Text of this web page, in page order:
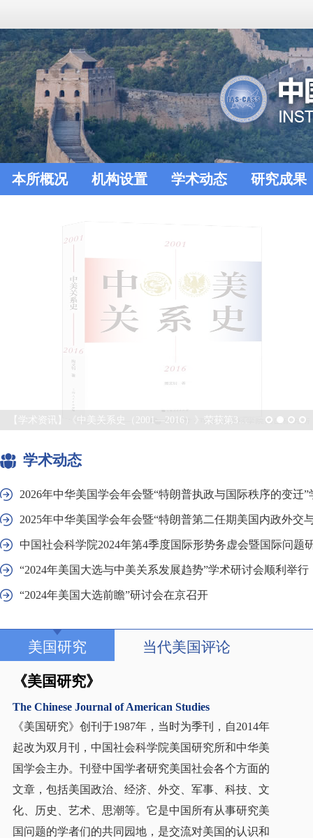
本所概况 机构设置 学术动态 研究成果
【学术资讯】《中美关系史（2001—2016）》荣获第37届华东地区优秀哲学社会科学图书奖一等奖
学术动态
2026年中华美国学会年会暨“特朗普执政与国际秩序的变迁
2025年中华美国学会年会暨“特朗普第二任期美国内政外交
中国社会科学院2024年第4季度国际形势务虚会暨国际问题
“2024年美国大选与中美关系发展趋势”学术研讨会顺利举行
“2024年美国大选前瞻”研讨会在京召开
美国研究 当代美国评论
《美国研究》
The Chinese Journal of American Studies
《美国研究》创刊于1987年，当时为季刊，自2014年
起改为双月刊，中国社会科学院美国研究所和中华美
国学会主办。刊登中国学者研究美国社会各个方面的
文章，包括美国政治、经济、外交、军事、科技、文
化、历史、艺术、思潮等。它是中国所有从事研究美
国问题的学者们的共同园地，是交流对美国的认识和